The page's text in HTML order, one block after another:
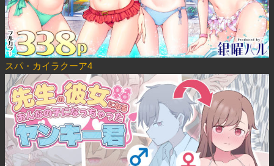
スパ・カイラクーア4